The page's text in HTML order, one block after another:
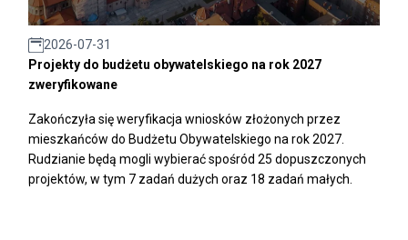
2026-07-31
Projekty do budżetu obywatelskiego na rok 2027
zweryfikowane
Zakończyła się weryfikacja wniosków złożonych przez
mieszkańców do Budżetu Obywatelskiego na rok 2027.
Rudzianie będą mogli wybierać spośród 25 dopuszczonych
projektów, w tym 7 zadań dużych oraz 18 zadań małych.